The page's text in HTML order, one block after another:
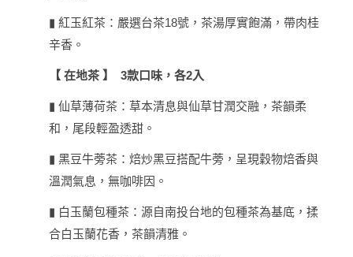
▮ 紅玉紅茶：嚴選台茶18號，茶湯厚實飽滿，帶肉桂
辛香。
【 在地茶 】 3款口味，各2入
▮ 仙草薄荷茶：草本清息與仙草甘潤交融，茶韻柔
和，尾段輕盈透甜。
▮ 黑豆牛蒡茶：焙炒黑豆搭配牛蒡，呈現穀物焙香與
溫潤氣息，無咖啡因。
▮ 白玉蘭包種茶：源自南投台地的包種茶為基底，揉
合白玉蘭花香，茶韻清雅。